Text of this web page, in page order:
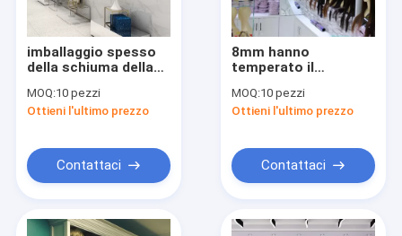
imballaggio spesso
della schiuma della
dell'esposizione del
salone del MDF di
MOQ:10 pezzi
Ottieni l'ultimo prezzo
Contattaci
8mm hanno
temperato il
esposizione di vetro
della parrucca con lo
MOQ:10 pezzi
Ottieni l'ultimo prezzo
Contattaci